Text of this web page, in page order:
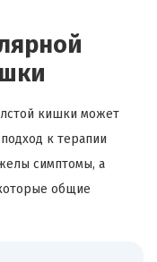
кишки может
к терапии
симптомы, а
общие